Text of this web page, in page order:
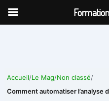
Aller
Accueil/Le Mag/Non classé/
Comment automatiser l’analyse